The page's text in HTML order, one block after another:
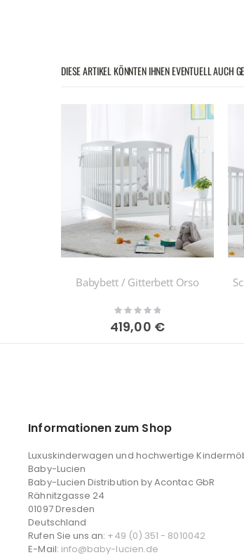
DIESE ARTIKEL KÖNNTEN IHNEN EVENTUELL AUCH
Babybett / Gitterbett Orso
Rating:
0%
419,00 €
Informationen zum Shop
Luxuskinderwagen und hochwertige
Baby-Lucien
Baby-Lucien Distribution by Acontac GbR
Rähnitzgasse 24
01097 Dresden
Deutschland
Rufen Sie uns an: +49 (0) 351 - 8010042
E-Mail: info@baby-lucien.de